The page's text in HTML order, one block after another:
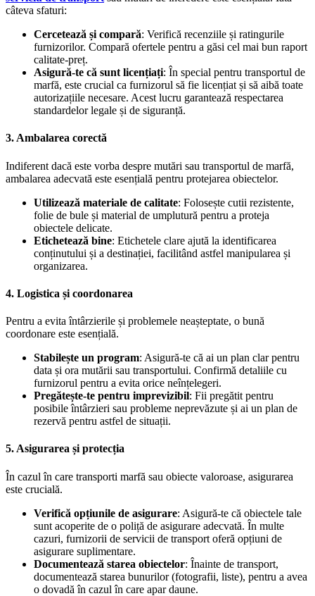
câteva sfaturi:
Cercetează și compară: Verifică recenziile și ratingurile
furnizorilor. Compară ofertele pentru a găsi cel mai bun raport
calitate-preț.
Asigură-te că sunt licențiați: În special pentru transportul de
marfă, este crucial ca furnizorul să fie licențiat și să aibă toate
autorizațiile necesare. Acest lucru garantează respectarea
standardelor legale și de siguranță.
3. Ambalarea corectă
Indiferent dacă este vorba despre mutări sau transportul de marfă,
ambalarea adecvată este esențială pentru protejarea obiectelor.
Utilizează materiale de calitate: Folosește cutii rezistente,
folie de bule și material de umplutură pentru a proteja
obiectele delicate.
Etichetează bine: Etichetele clare ajută la identificarea
conținutului și a destinației, facilitând astfel manipularea și
organizarea.
4. Logistica și coordonarea
Pentru a evita întârzierile și problemele neașteptate, o bună
coordonare este esențială.
Stabilește un program: Asigură-te că ai un plan clar pentru
data și ora mutării sau transportului. Confirmă detaliile cu
furnizorul pentru a evita orice neînțelegeri.
Pregătește-te pentru imprevizibil: Fii pregătit pentru
posibile întârzieri sau probleme neprevăzute și ai un plan de
rezervă pentru astfel de situații.
5. Asigurarea și protecția
În cazul în care transporti marfă sau obiecte valoroase, asigurarea
este crucială.
Verifică opțiunile de asigurare: Asigură-te că obiectele tale
sunt acoperite de o poliță de asigurare adecvată. În multe
cazuri, furnizorii de servicii de transport oferă opțiuni de
asigurare suplimentare.
Documentează starea obiectelor: Înainte de transport,
documentează starea bunurilor (fotografii, liste), pentru a avea
o dovadă în cazul în care apar daune.